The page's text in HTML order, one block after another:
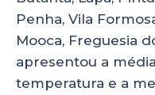
Penha, Vila
Mooca, Freguesia
apresentou a
temperatura e a